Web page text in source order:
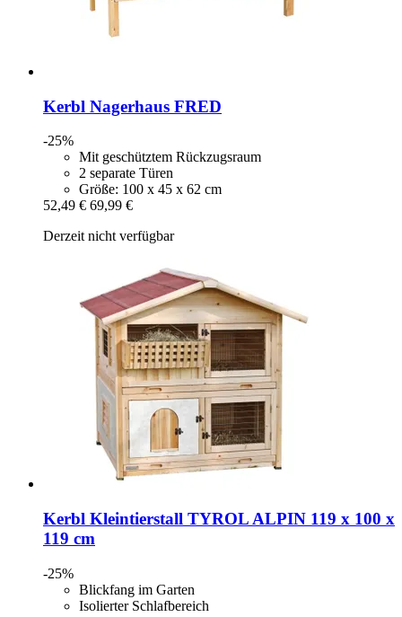
Kerbl Nagerhaus FRED
-25%
Mit geschütztem Rückzugsraum
2 separate Türen
Größe: 100 x 45 x 62 cm
52,49 € 69,99 €
Derzeit nicht verfügbar
Kerbl Kleintierstall TYROL ALPIN 119 x 100 x
119 cm
-25%
Blickfang im Garten
Isolierter Schlafbereich